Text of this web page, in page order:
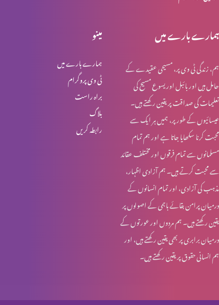
انبیا ء و بزرگ – ابراہام
انبیاء و بزرگ – حنوک اور نوح
انبیاء و بزرگ – آدم اور حنوک
آخری جنگ – کیا تیاری ہو رہی ہے؟
مینو
ہمارے بارے میں
ٹی وی پروگرام
براہ راست
بلاگ
رابطہ کریں
ہمارے بارے میں
ہم، زندگی ٹی وی پر، مسیحی عقیدے کے
حامل ہیں اور بائبل اور یسوع مسیح کی
تعلیمات کی صداقت پر یقین رکھتے ہیں۔
عیسائیوں کے طور پر، ہمیں ہر ایک سے
محبت کرنا سکھایا جاتا ہے اور ہم تمام
مسلمانوں سے تمام فرقوں اور مختلف عقائد
سے محبت کرتے ہیں۔ ہم آزادی اظہار،
مذہب کی آزادی، اور تمام انسانوں کے
درمیان پرامن بقائے باہمی کے اصولوں پر
یقین رکھتے ہیں۔ ہم مردوں اور عورتوں کے
درمیان برابری پر بھی یقین رکھتے ہیں، اور
ہم انسانی حقوق پر یقین رکھتے ہیں۔